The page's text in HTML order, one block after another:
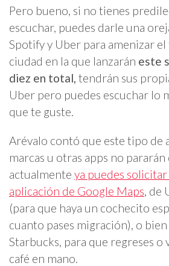
Pero bueno, si no tienes
escuchar, puedes darle una
Spotify y Uber para amenizar el
ciudad en la que lanzarán este
diez en total, tendrán sus
Uber pero puedes escuchar lo
que te guste.
Arévalo contó que este tipo de
marcas u otras apps no
actualmente ya puedes
aplicación de Google Maps, de
(para que haya un cochecito
cuanto pases migración), o
Starbucks, para que regreses o
café en mano.